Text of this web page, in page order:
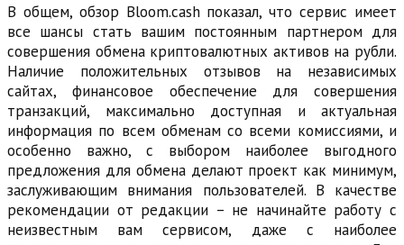
В общем, обзор Bloom.cash показал, что сервис имеет
все шансы стать вашим постоянным партнером для
совершения обмена криптовалютных активов на рубли.
Наличие положительных отзывов на независимых
сайтах, финансовое обеспечение для совершения
транзакций, максимально доступная и актуальная
информация по всем обменам со всеми комиссиями, и
особенно важно, с выбором наиболее выгодного
предложения для обмена делают проект как минимум,
заслуживающим внимания пользователей. В качестве
рекомендации от редакции – не начинайте работу с
неизвестным вам сервисом, даже с наиболее